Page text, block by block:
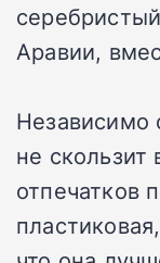
Аравии,
Независимо
не скользит
отпечатков